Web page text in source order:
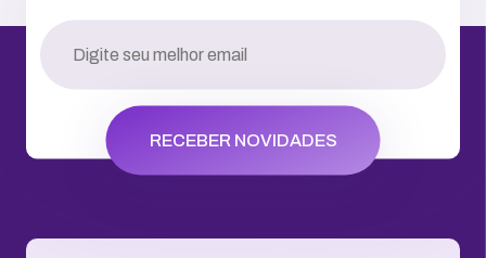
RECEBER NOVIDADES